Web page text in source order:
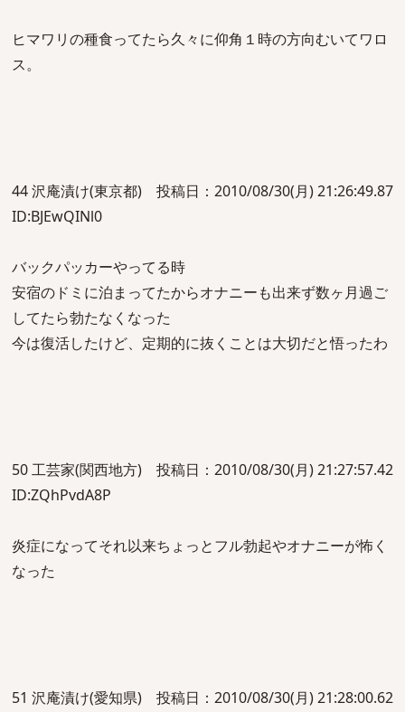
ヒマワリの種食ってたら久々に仰角１時の方向むいてワロ
ス。
44 沢庵漬け(東京都) 投稿日：2010/08/30(月) 21:26:49.87
ID:BJEwQINl0
バックパッカーやってる時
安宿のドミに泊まってたからオナニーも出来ず数ヶ月過ご
してたら勃たなくなった
今は復活したけど、定期的に抜くことは大切だと悟ったわ
50 工芸家(関西地方) 投稿日：2010/08/30(月) 21:27:57.42
ID:ZQhPvdA8P
炎症になってそれ以来ちょっとフル勃起やオナニーが怖く
なった
51 沢庵漬け(愛知県) 投稿日：2010/08/30(月) 21:28:00.62